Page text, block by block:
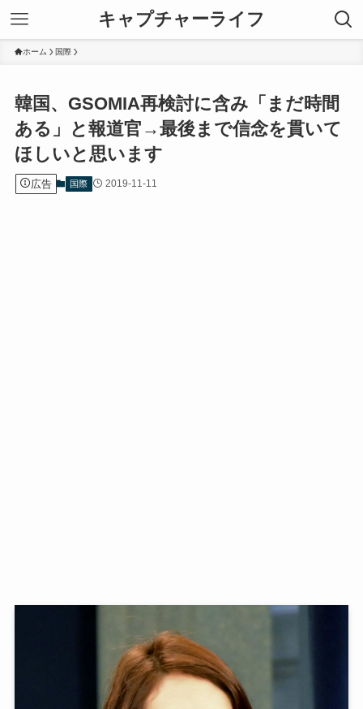
キャプチャーライフ
ホーム 国際
韓国、GSOMIA再検討に含み「まだ時間
ある」と報道官→最後まで信念を貫いて
ほしいと思います
広告 国際 2019-11-11